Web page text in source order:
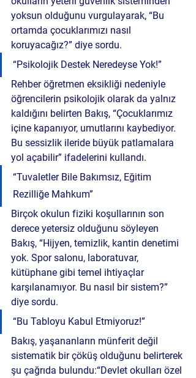
yoksun olduğunu vurgulayarak, “Bu
ortamda çocuklarımızı nasıl
koruyacağız?” diye sordu.
“Psikolojik Destek Neredeyse Yok!”
Rehber öğretmen eksikliği nedeniyle
öğrencilerin psikolojik olarak da yalnız
kaldığını belirten Bakış, “Çocuklarımız
içine kapanıyor, umutlarını kaybediyor.
Bu sessizlik ileride büyük patlamalara
yol açabilir” ifadelerini kullandı.
“Tuvaletler Bile Bakımsız, Eğitim
Rezilliğe Mahkum”
Birçok okulun fiziki koşullarının son
derece yetersiz olduğunu söyleyen
Bakış, “Hijyen, temizlik, kantin denetimi
yok. Spor salonu, laboratuvar,
kütüphane gibi temel ihtiyaçlar
karşılanamıyor. Bu nasıl bir sistem?”
diye sordu.
“Bu Tabloyu Kabul Etmiyoruz!”
Bakış, yaşananların münferit değil
sistematik bir çöküş olduğunu belirterek
şu çağrıda bulundu:“Devlet okulları özel